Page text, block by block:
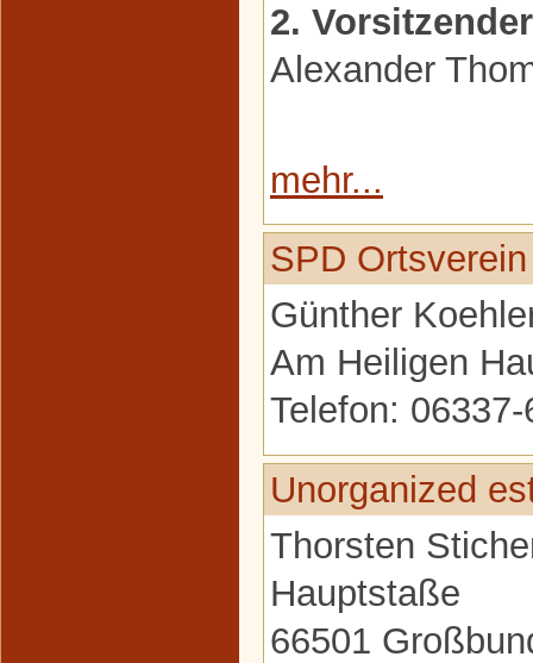
2.
Alexander
mehr...
SPD
Günther
Am Heiligen
Telefon: 06337-
Unorganized
Thorsten
Hauptstaße
66501